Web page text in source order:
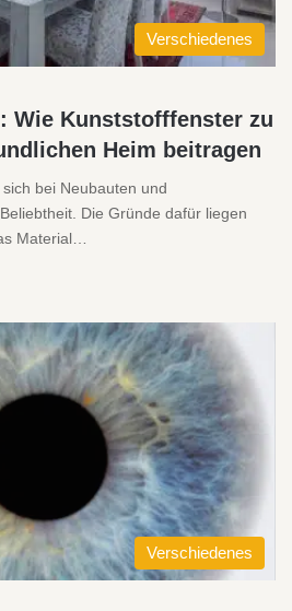
Verschiedenes
Wie Kunststofffenster zu
Heim beitragen
bei Neubauten und
Die Gründe dafür liegen
Material…
Verschiedenes